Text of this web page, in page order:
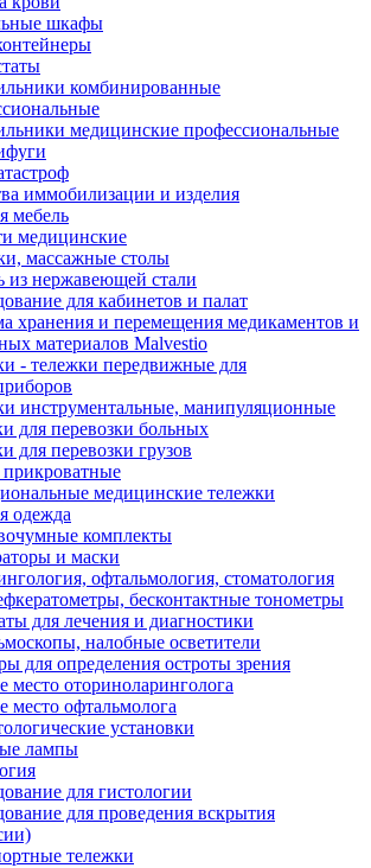
шкафы
комбинированные
медицинские профессиональные
иммобилизации и изделия
мебель
медицинские
массажные столы
из нержавеющей стали
для кабинетов и палат
хранения и перемещения медикаментов и
материалов Malvestio
- тележки передвижные для
инструментальные, манипуляционные
для перевозки больных
для перевозки грузов
медицинские тележки
одежда
комплекты
и маски
офтальмология, стоматология
бесконтактные тонометры
для лечения и диагностики
налобные осветители
для определения остроты зрения
место оториноларинголога
место офтальмолога
установки
лампы
для гистологии
для проведения вскрытия
тележки